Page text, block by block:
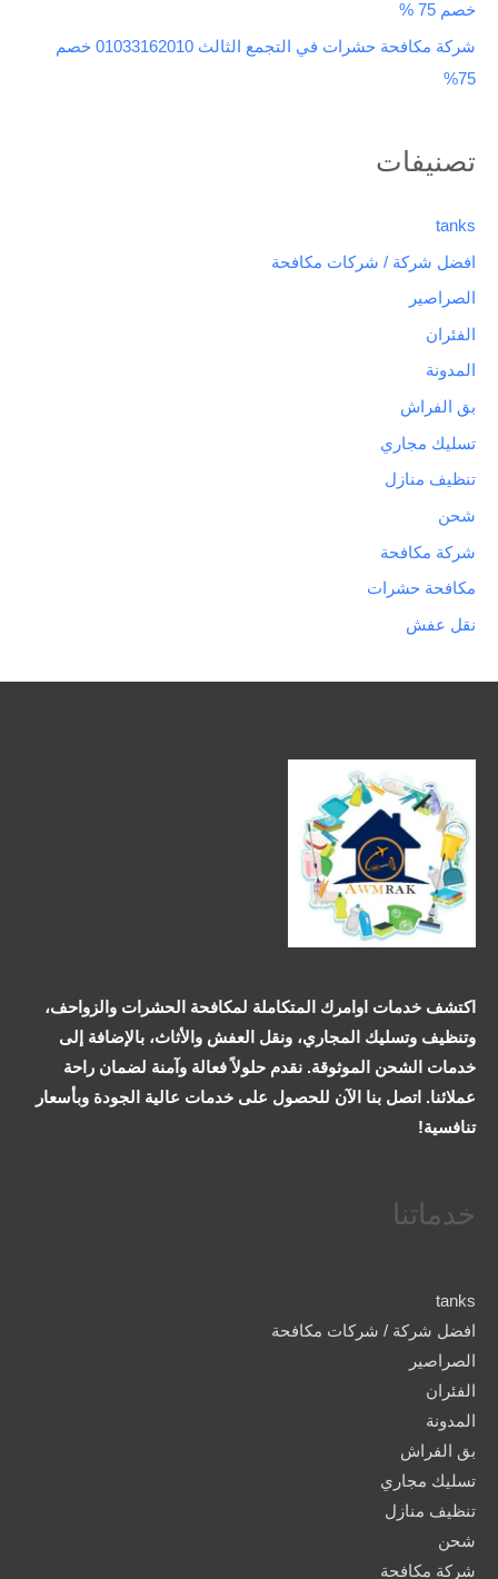
خصم 75 %
شركة مكافحة حشرات في التجمع الثالث 01033162010 خصم
75%
تصنيفات
tanks
افضل شركة / شركات مكافحة
الصراصير
الفئران
المدونة
بق الفراش
تسليك مجاري
تنظيف منازل
شحن
شركة مكافحة
مكافحة حشرات
نقل عفش
اكتشف خدمات اوامرك المتكاملة لمكافحة الحشرات والزواحف،
وتنظيف وتسليك المجاري، ونقل العفش والأثاث، بالإضافة إلى
خدمات الشحن الموثوقة. نقدم حلولاً فعالة وآمنة لضمان راحة
عملائنا. اتصل بنا الآن للحصول على خدمات عالية الجودة وبأسعار
تنافسية!
خدماتنا
tanks
افضل شركة / شركات مكافحة
الصراصير
الفئران
المدونة
بق الفراش
تسليك مجاري
تنظيف منازل
شحن
شركة مكافحة